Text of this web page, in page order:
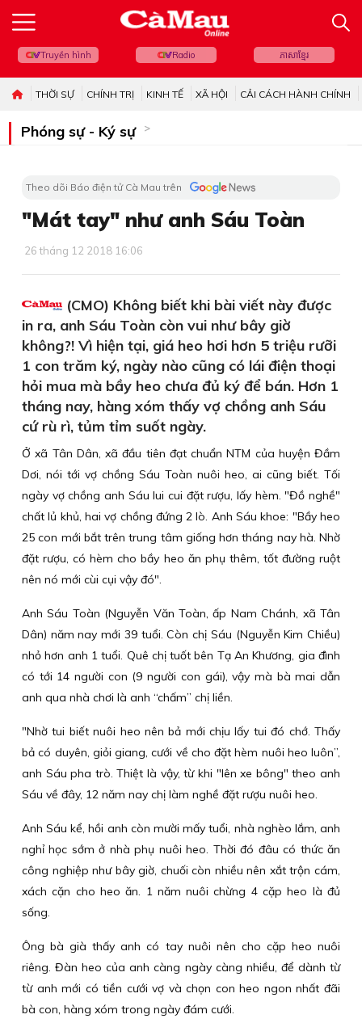
Truyền hình Radio ភាសាខ្មែរ
THỜI SỰ CHÍNH TRỊ KINH TẾ XÃ HỘI CẢI CÁCH HÀNH CHÍNH
Phóng sự - Ký sự
Theo dõi Báo điện tử Cà Mau trên
"Mát tay" như anh Sáu Toàn
26 tháng 12 2018 16:06
(CMO) Không biết khi bài viết này được
in ra, anh Sáu Toàn còn vui như bây giờ
không?! Vì hiện tại, giá heo hơi hơn 5 triệu rưỡi
1 con trăm ký, ngày nào cũng có lái điện thoại
hỏi mua mà bầy heo chưa đủ ký để bán. Hơn 1
tháng nay, hàng xóm thấy vợ chồng anh Sáu
cứ rù rì, tủm tỉm suốt ngày.
Ở xã Tân Dân, xã đầu tiên đạt chuẩn NTM của huyện Đầm
Dơi, nói tới vợ chồng Sáu Toàn nuôi heo, ai cũng biết. Tối
ngày vợ chồng anh Sáu lui cui đặt rượu, lấy hèm. "Đồ nghề"
chất lủ khủ, hai vợ chồng đứng 2 lò. Anh Sáu khoe: "Bầy heo
25 con mới bắt trên trung tâm giống hơn tháng nay hà. Nhờ
đặt rượu, có hèm cho bầy heo ăn phụ thêm, tốt đường ruột
nên nó mới cùi cụi vậy đó".
Anh Sáu Toàn (Nguyễn Văn Toàn, ấp Nam Chánh, xã Tân
Dân) năm nay mới 39 tuổi. Còn chị Sáu (Nguyễn Kim Chiều)
nhỏ hơn anh 1 tuổi. Quê chị tuốt bên Tạ An Khương, gia đình
có tới 14 người con (9 người con gái), vậy mà bà mai dẫn
anh qua nhà chơi là anh “chấm” chị liền.
"Nhờ tui biết nuôi heo nên bả mới chịu lấy tui đó chớ. Thấy
bả có duyên, giỏi giang, cưới về cho đặt hèm nuôi heo luôn”,
anh Sáu pha trò. Thiệt là vậy, từ khi "lên xe bông" theo anh
Sáu về đây, 12 năm nay chị làm nghề đặt rượu nuôi heo.
Anh Sáu kể, hồi anh còn mười mấy tuổi, nhà nghèo lắm, anh
nghỉ học sớm ở nhà phụ nuôi heo. Thời đó đâu có thức ăn
công nghiệp như bây giờ, chuối còn nhiều nên xắt trộn cám,
xách cặn cho heo ăn. 1 năm nuôi chừng 4 cặp heo là đủ
sống.
Ông bà già thấy anh có tay nuôi nên cho cặp heo nuôi
riêng. Đàn heo của anh càng ngày càng nhiều, để dành từ
từ anh mới có tiền cưới vợ và chọn con heo ngon nhất đãi
bà con, hàng xóm trong ngày đám cưới.